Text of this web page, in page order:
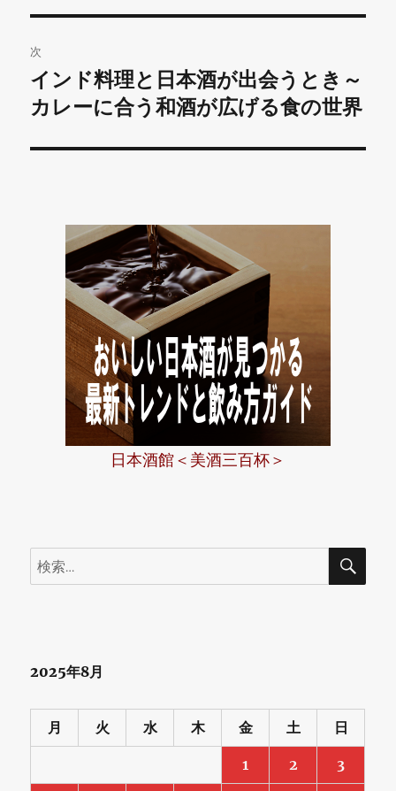
ゲ
ー
シ
次
次
の
稿:
インド料理と日本酒が出会うとき～
カレーに合う和酒が広げる食の世界
日本酒館＜美酒三百杯＞
検
索:
検
2025年8月
月 火 水 木 金 土 日
1 2 3